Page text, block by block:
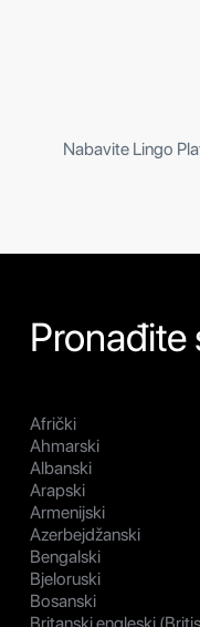
Nabavite Lingo
Pronađite
Afrički
Ahmarski
Albanski
Arapski
Armenijski
Azerbejdžanski
Bengalski
Bjeloruski
Bosanski